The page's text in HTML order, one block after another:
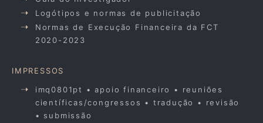
Logótipos e normas de publicitação
Normas de Execução Financeira da FCT
2020-2023
IMPRESSOS
imq0801pt • apoio financeiro • reuniões
científicas/congressos • tradução • revisão
• submissão